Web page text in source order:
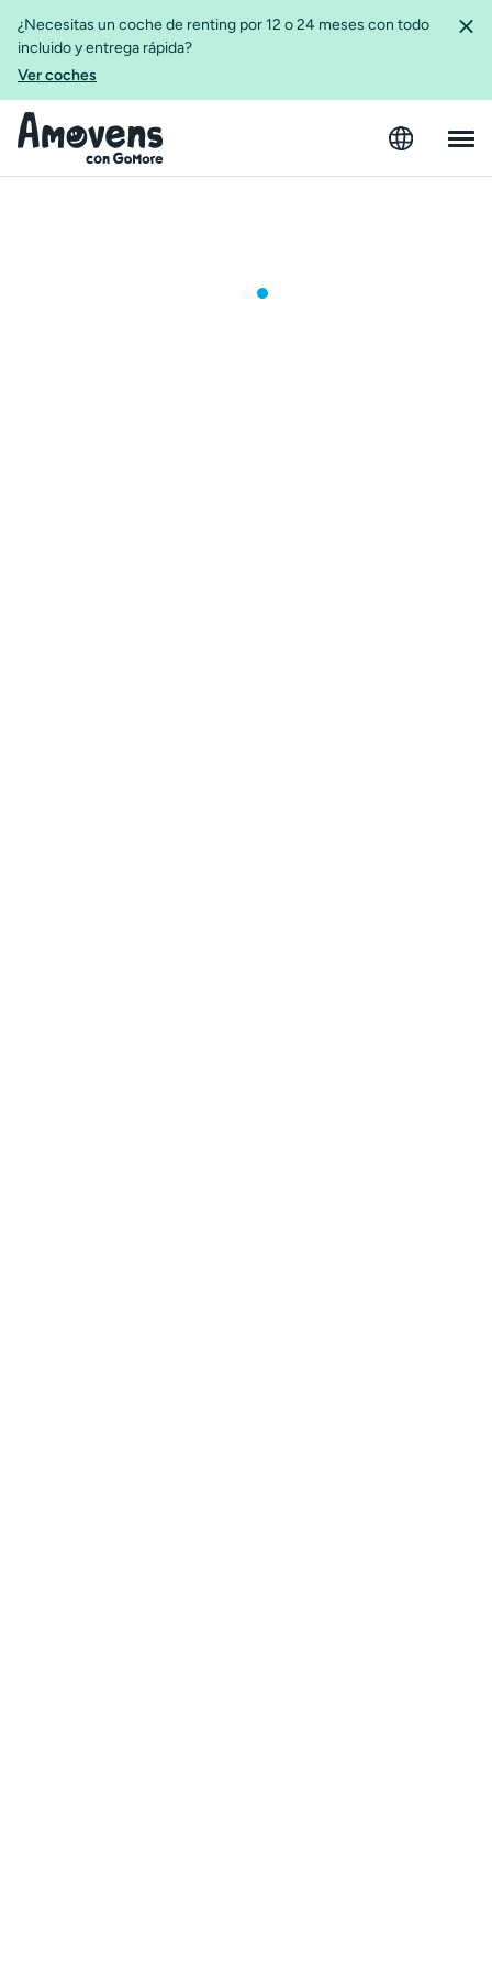
¿Necesitas un coche de renting por 12 o 24 meses con todo
incluido y entrega rápida?
Ver coches